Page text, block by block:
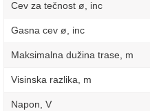
Cev za tečnost ø, inc
Gasna cev ø, inc
Maksimalna dužina trase, m
Visinska razlika, m
Napon, V